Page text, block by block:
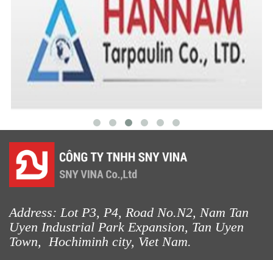
LƯỚI CHẮN NẮNG
LƯỚI CHẮN ĐỘNG VẬT
LƯỚI XÂY DỰNG
Address: Lot P3, P4, Road No.N2, Nam Tan
Uyen Industrial Park Expansion, Tan Uyen
Town, Hochiminh city, Viet Nam.